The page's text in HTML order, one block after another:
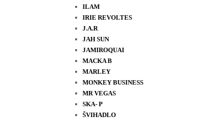
ILAM
IRIE REVOLTES
J.A.R
JAH SUN
JAMIROQUAI
MACKA B
MARLEY
MONKEY BUSINESS
MR VEGAS
SKA- P
ŠVIHADLO